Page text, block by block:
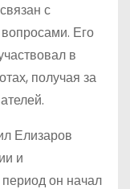
с
Его
в
получая за
Елизаров
и
он начал